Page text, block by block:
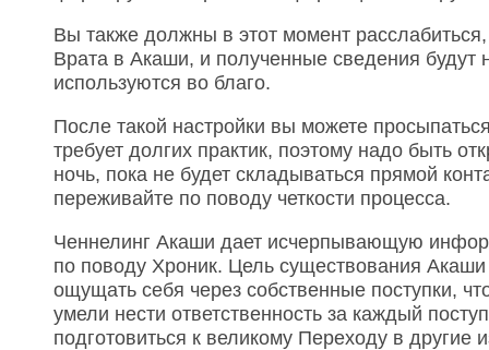
Вы также должны в этот момент
Врата в Акаши, и полученные сведения будут
используются во благо.
После такой настройки вы можете
требует долгих практик, поэтому надо быть
ночь, пока не будет складываться прямой
переживайте по поводу четкости процесса.
Ченнелинг Акаши дает исчерпывающую
по поводу Хроник. Цель существования
ощущать себя через собственные поступки,
умели нести ответственность за каждый
подготовиться к великому Переходу в другие